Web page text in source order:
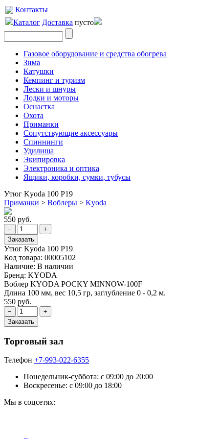
Контакты
Каталог Доставка пусто
Газовое оборудование и средства обогрева
Зима
Катушки
Кемпинг и туризм
Лески и шнуры
Лодки и моторы
Оснастка
Охота
Приманки
Сопутствующие аксессуары
Спиннинги
Удилища
Экипировка
Электроника и оптика
Ящики, коробки, сумки, тубусы
Утюг Kyoda 100 Р19
Приманки > Воблеры > Kyoda
550 руб.
Утюг Kyoda 100 Р19
Код товара: 00005102
Наличие: В наличии
Бренд: KYODA
Воблер KYODA POCKY MINNOW-100F
Длина 100 мм, вес 10,5 гр, заглубление 0 - 0,2 м.
550 руб.
Торговый зал
Телефон +7-993-022-6355
Понедельник-суббота: c 09:00 до 20:00
Воскресенье: с 09:00 до 18:00
Мы в соцсетях: